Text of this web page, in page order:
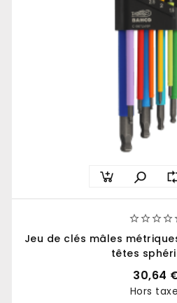

Jeu de clés mâles
têtes
30,64
Hors